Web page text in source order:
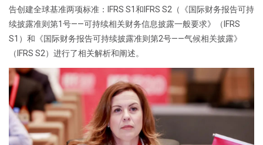
告创建全球基准两项标准：IFRS S1和IFRS S2（《国际财务报告可持
续披露准则第1号——可持续相关财务信息披露一般要求》（IFRS
S1）和《国际财务报告可持续披露准则第2号——气候相关披露》
（IFRS S2）进行了相关解析和阐述。